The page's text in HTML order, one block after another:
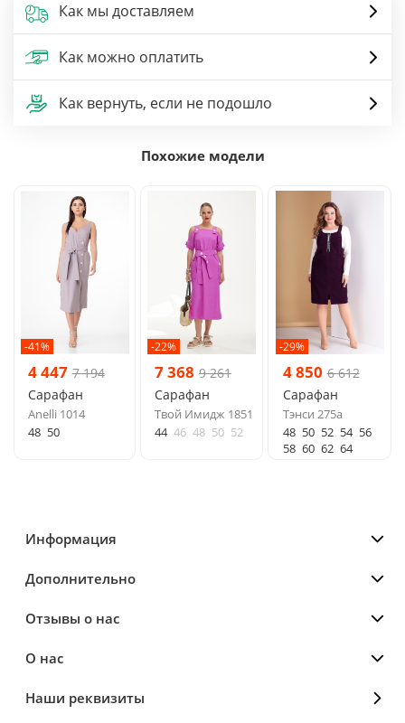
Как мы доставляем
Как можно оплатить
Как вернуть, если не подошло
Похожие модели
-41%
4 447 7 194
Сарафан
Anelli 1014
48 50
-22%
7 368 9 261
Сарафан
Твой Имидж 1851
44 46 48 50 52
-29%
4 850 6 612
Сарафан
Тэнси 275а
48 50 52 54 56
58 60 62 64
Информация
Дополнительно
Отзывы о нас
О нас
Наши реквизиты